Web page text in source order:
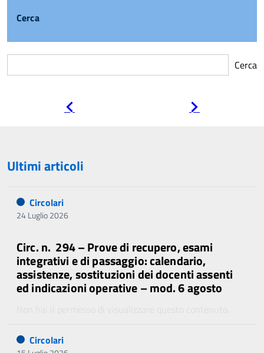
Cerca
Cerca
Ultimi articoli
Circolari
24 Luglio 2026
Circ. n. 294 – Prove di recupero, esami
integrativi e di passaggio: calendario,
assistenze, sostituzioni dei docenti assenti
ed indicazioni operative – mod. 6 agosto
Circolari